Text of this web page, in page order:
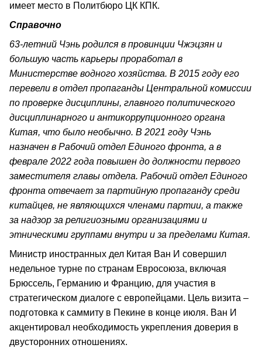
имеет место в Политбюро ЦК КПК.
Справочно
63-летний Чэнь родился в провинции Чжэцзян и
большую часть карьеры проработал в
Министерстве водного хозяйства. В 2015 году его
перевели в отдел пропаганды Центральной комиссии
по проверке дисциплины, главного политического
дисциплинарного и антикоррупционного органа
Китая, что было необычно. В 2021 году Чэнь
назначен в Рабочий отдел Единого фронта, а в
феврале 2022 года повышен до должности первого
заместителя главы отдела. Рабочий отдел Единого
фронта отвечает за партийную пропаганду среди
китайцев, не являющихся членами партии, а также
за надзор за религиозными организациями и
этническими группами внутри и за пределами Китая.
Министр иностранных дел Китая Ван И совершил
недельное турне по странам Евросоюза, включая
Брюссель, Германию и Францию, для участия в
стратегическом диалоге с европейцами. Цель визита –
подготовка к саммиту в Пекине в конце июля. Ван И
акцентировал необходимость укрепления доверия в
двусторонних отношениях.